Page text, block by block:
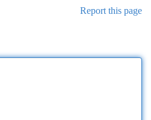
Report this page